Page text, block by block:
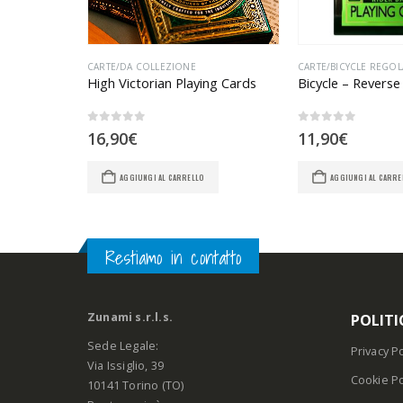
CARTE/DA COLLEZIONE
High Victorian Playing Cards
16,90€
AGGIUNGI AL CARRELLO
CARTE/BICYCLE
11,90€
AGGIUNGI AL
Restiamo in contatto
Zunami s.r.l.s.
Sede Legale:
Via Issiglio, 39
10141 Torino (TO)
Privacy
Cookie